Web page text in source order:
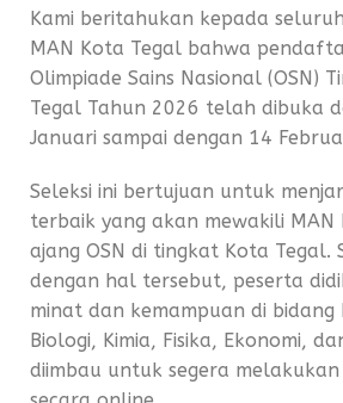
Kami beritahukan kepada
MAN Kota Tegal bahwa
Olimpiade Sains Nasional (OSN)
Tegal Tahun 2026 telah dibuka
Januari sampai dengan 14
Seleksi ini bertujuan untuk
terbaik yang akan mewakili MAN
ajang OSN di tingkat Kota Tegal.
dengan hal tersebut, peserta
minat dan kemampuan di bidang
Biologi, Kimia, Fisika, Ekonomi,
diimbau untuk segera